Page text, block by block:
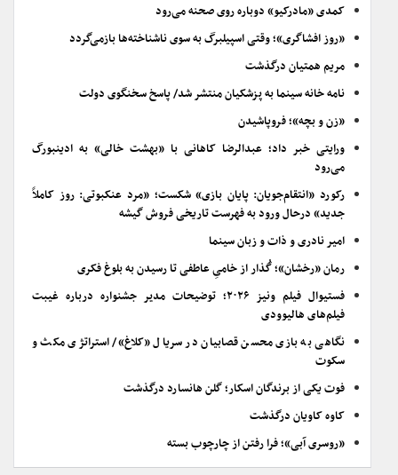
کمدی «مادرکیو» دوباره روی صحنه می‌رود
«روز افشاگری»؛ وقتی اسپیلبرگ به سوی ناشناخته‌ها بازمی‌گردد
مریم همتیان درگذشت
نامه خانه سینما به پزشکیان منتشر شد/ پاسخ سخنگوی دولت
«زن و بچه»؛ فروپاشیدن
ورایتی خبر داد؛ عبدالرضا کاهانی با «بهشت خالی» به ادینبورگ
می‌رود
رکورد «انتقام‌جویان: پایان بازی» شکست؛ «مرد عنکبوتی: روز کاملاً
جدید» درحال ورود به فهرست تاریخی فروش گیشه
امیر نادری و ذات و زبان سینما
رمان «رخشان»؛ گُذار از خامیِ عاطفی تا رسیدن به بلوغ فکری
فستیوال فیلم ونیز ۲۰۲۶؛ توضیحات مدیر جشنواره درباره غیبت
فیلم‌های هالیوودی
نگاهی به بازی محسن قصابیان در سریال «کلاغ»/ استراتژی مکث و
سکوت
فوت یکی از برندگان اسکار؛ گلن هانسارد درگذشت
کاوه کاویان درگذشت
«روسری آبی»؛ فرا رفتن از چارچوب بسته